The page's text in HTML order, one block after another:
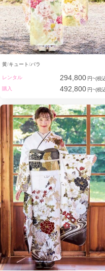
黄 キュート バラ
レンタル 294,800 円~(税
購入
492,800 円~(税